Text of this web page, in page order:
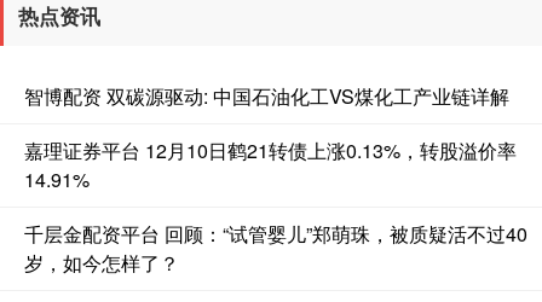
热点资讯
智博配资 双碳源驱动: 中国石油化工VS煤化工产业链详解
嘉理证券平台 12月10日鹤21转债上涨0.13%，转股溢价率
14.91%
千层金配资平台 回顾：“试管婴儿”郑萌珠，被质疑活不过40
岁，如今怎样了？